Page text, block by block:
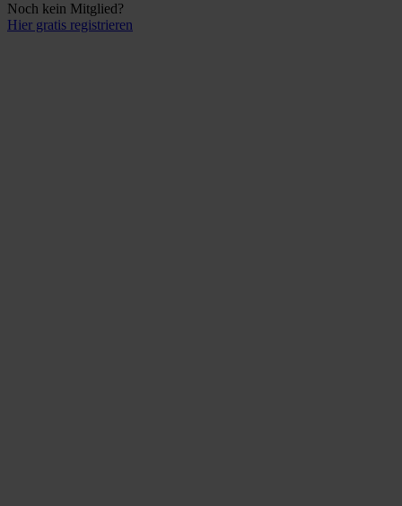
Noch kein Mitglied?
Hier gratis registrieren